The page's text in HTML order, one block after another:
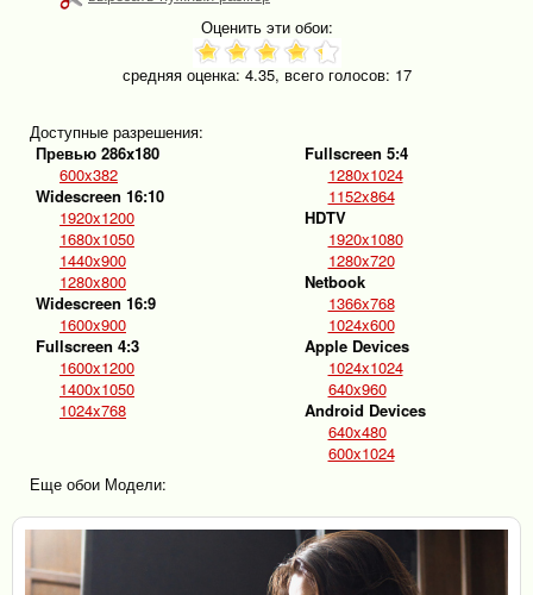
Оценить эти обои:
средняя оценка: 4.35, всего голосов: 17
Доступные разрешения:
Превью 286x180
600x382
Widescreen 16:10
1920x1200
1680x1050
1440x900
1280x800
Widescreen 16:9
1600x900
Fullscreen 4:3
1600x1200
1400x1050
1024x768
Fullscreen 5:4
1280x1024
1152x864
HDTV
1920x1080
1280x720
Netbook
1366x768
1024x600
Apple Devices
1024x1024
640x960
Android Devices
640x480
600x1024
Еще обои Модели: